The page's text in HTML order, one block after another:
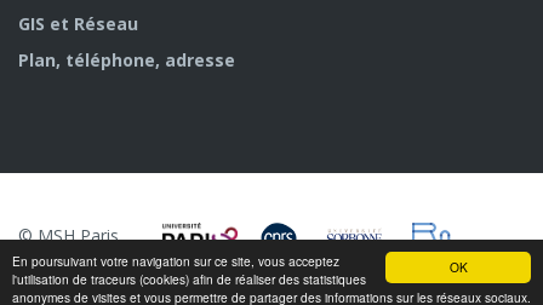
OK
En poursuivant votre navigation sur ce site, vous acceptez
l'utilisation de traceurs (cookies) afin de réaliser des statistiques
anonymes de visites et vous permettre de partager des informations sur les réseaux sociaux.
GIS et Réseau
Plan, téléphone, adresse
© MSH Paris
Nord